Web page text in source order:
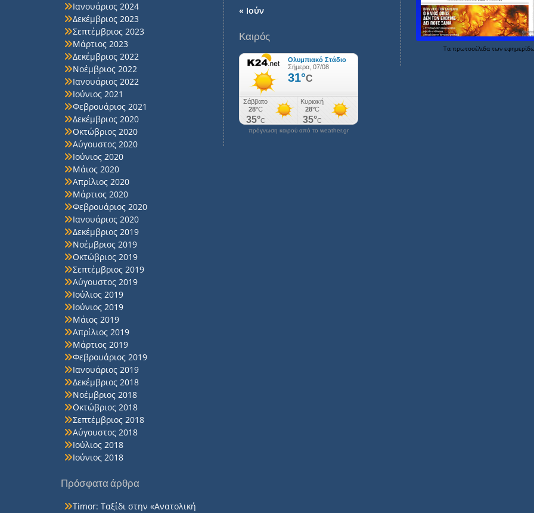
Ιανουάριος 2024
Δεκέμβριος 2023
Σεπτέμβριος 2023
Μάρτιος 2023
Δεκέμβριος 2022
Νοέμβριος 2022
Ιανουάριος 2022
Ιούνιος 2021
Φεβρουάριος 2021
Δεκέμβριος 2020
Οκτώβριος 2020
Αύγουστος 2020
Ιούνιος 2020
Μάιος 2020
Απρίλιος 2020
Μάρτιος 2020
Φεβρουάριος 2020
Ιανουάριος 2020
Δεκέμβριος 2019
Νοέμβριος 2019
Οκτώβριος 2019
Σεπτέμβριος 2019
Αύγουστος 2019
Ιούλιος 2019
Ιούνιος 2019
Μάιος 2019
Απρίλιος 2019
Μάρτιος 2019
Φεβρουάριος 2019
Ιανουάριος 2019
Δεκέμβριος 2018
Νοέμβριος 2018
Οκτώβριος 2018
Σεπτέμβριος 2018
Αύγουστος 2018
Ιούλιος 2018
Ιούνιος 2018
Πρόσφατα άρθρα
Timor: Ταξίδι στην «Ανατολική
« Ιούν
Καιρός
πρόγνωση καιρού από το weather.gr
Τα πρωτοσέλιδα των